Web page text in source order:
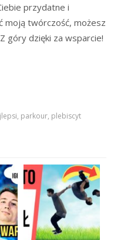
przydatne i
moją twórczość, możesz
Z góry dzięki za wsparcie!
, parkour, plebiscyt